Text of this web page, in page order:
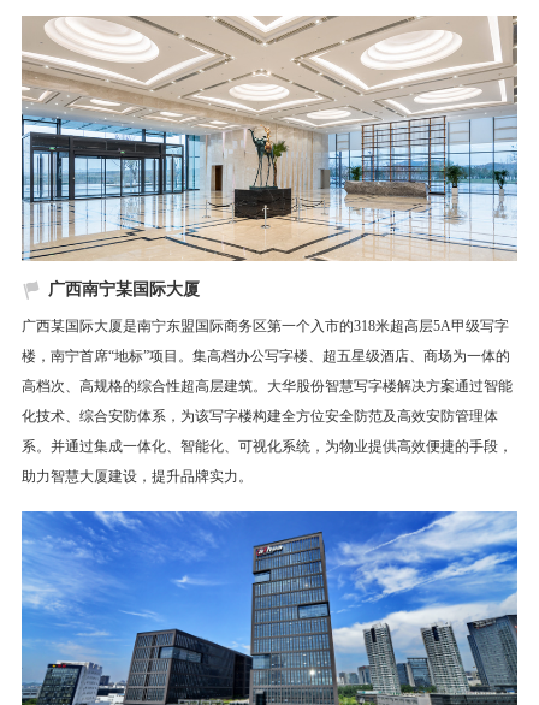
广西南宁某国际大厦
广西某国际大厦是南宁东盟国际商务区第一个入市的318米超高层5A甲级写字
楼，南宁首席“地标”项目。集高档办公写字楼、超五星级酒店、商场为一体的
高档次、高规格的综合性超高层建筑。大华股份智慧写字楼解决方案通过智能
化技术、综合安防体系，为该写字楼构建全方位安全防范及高效安防管理体
系。并通过集成一体化、智能化、可视化系统，为物业提供高效便捷的手段，
助力智慧大厦建设，提升品牌实力。